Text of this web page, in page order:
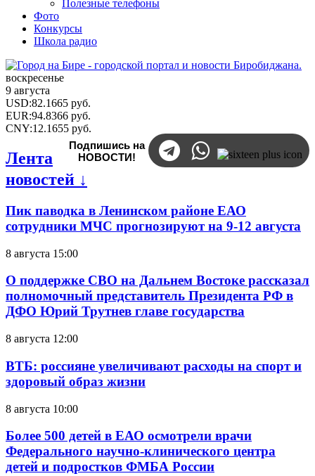
Полезные телефоны
Фото
Конкурсы
Школа радио
воскресенье
9 августа
USD:82.1665 руб.
EUR:94.8366 руб.
CNY:12.1655 руб.
Подпишись на
НОВОСТИ!
Лента
новостей ↓
Пик паводка в Ленинском районе ЕАО
сотрудники МЧС прогнозируют на 9-12 августа
8 августа 15:00
О поддержке СВО на Дальнем Востоке рассказал
полномочный представитель Президента РФ в
ДФО Юрий Трутнев главе государства
8 августа 12:00
ВТБ: россияне увеличивают расходы на спорт и
здоровый образ жизни
8 августа 10:00
Более 500 детей в ЕАО осмотрели врачи
Федерального научно-клинического центра
детей и подростков ФМБА России